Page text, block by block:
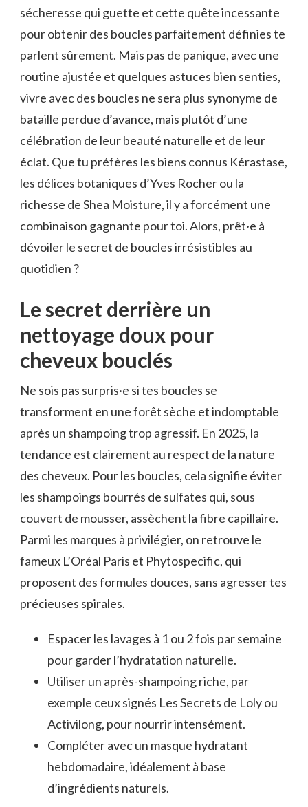
sécheresse qui guette et cette quête incessante
pour obtenir des boucles parfaitement définies te
parlent sûrement. Mais pas de panique, avec une
routine ajustée et quelques astuces bien senties,
vivre avec des boucles ne sera plus synonyme de
bataille perdue d’avance, mais plutôt d’une
célébration de leur beauté naturelle et de leur
éclat. Que tu préfères les biens connus Kérastase,
les délices botaniques d’Yves Rocher ou la
richesse de Shea Moisture, il y a forcément une
combinaison gagnante pour toi. Alors, prêt·e à
dévoiler le secret de boucles irrésistibles au
quotidien ?
Le secret derrière un
nettoyage doux pour
cheveux bouclés
Ne sois pas surpris·e si tes boucles se
transforment en une forêt sèche et indomptable
après un shampoing trop agressif. En 2025, la
tendance est clairement au respect de la nature
des cheveux. Pour les boucles, cela signifie éviter
les shampoings bourrés de sulfates qui, sous
couvert de mousser, assèchent la fibre capillaire.
Parmi les marques à privilégier, on retrouve le
fameux L’Oréal Paris et Phytospecific, qui
proposent des formules douces, sans agresser tes
précieuses spirales.
Espacer les lavages à 1 ou 2 fois par semaine
pour garder l’hydratation naturelle.
Utiliser un après-shampoing riche, par
exemple ceux signés Les Secrets de Loly ou
Activilong, pour nourrir intensément.
Compléter avec un masque hydratant
hebdomadaire, idéalement à base
d’ingrédients naturels.